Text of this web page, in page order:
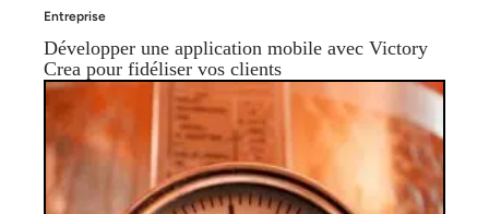
Entreprise
Développer une application mobile avec Victory
Crea pour fidéliser vos clients